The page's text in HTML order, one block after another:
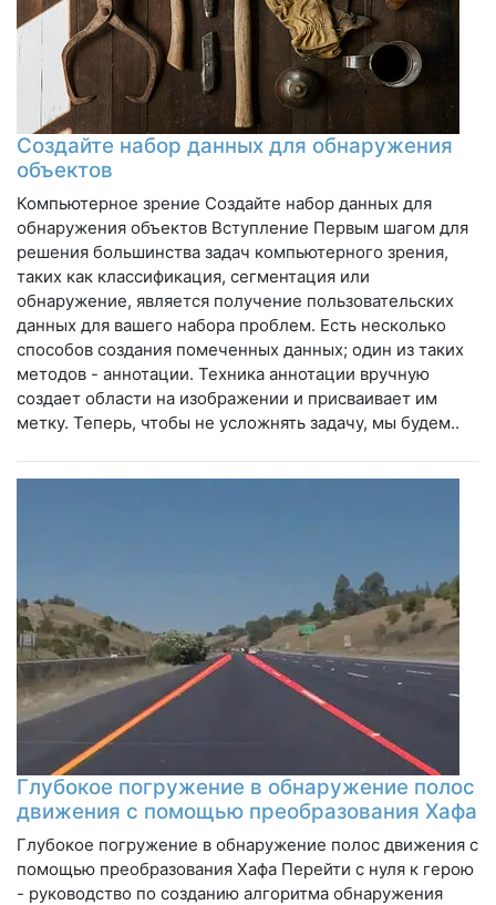
Создайте набор данных для обнаружения
объектов
Компьютерное зрение Создайте набор данных для
обнаружения объектов Вступление Первым шагом для
решения большинства задач компьютерного зрения,
таких как классификация, сегментация или
обнаружение, является получение пользовательских
данных для вашего набора проблем. Есть несколько
способов создания помеченных данных; один из таких
методов - аннотации. Техника аннотации вручную
создает области на изображении и присваивает им
метку. Теперь, чтобы не усложнять задачу, мы будем..
Глубокое погружение в обнаружение полос
движения с помощью преобразования Хафа
Глубокое погружение в обнаружение полос движения с
помощью преобразования Хафа Перейти с нуля к герою
- руководство по созданию алгоритма обнаружения